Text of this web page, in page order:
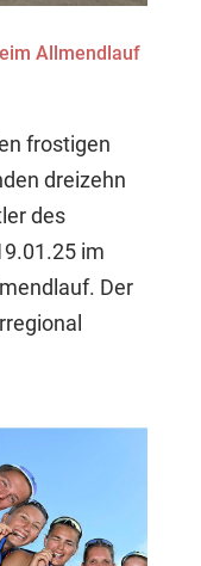
Allmendlauf
frostigen
dreizehn
des
im
Der